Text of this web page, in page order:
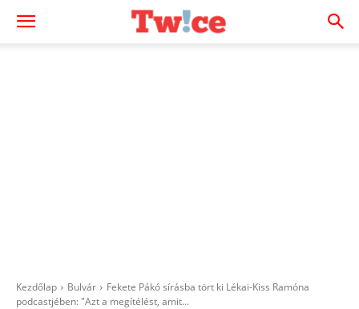
Kezdőlap Bulvár
Fekete Pákó sírásba tört ki Lékai-Kiss Ramóna
podcastjében: "Azt a megítélést, amit...